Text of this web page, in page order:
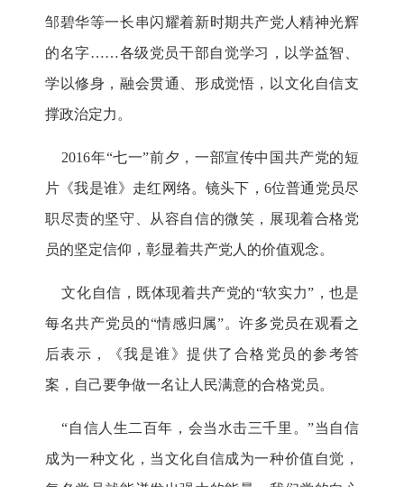
邹碧华等一长串闪耀着新时期共产党人精神光辉
的名字……各级党员干部自觉学习，以学益智、
学以修身，融会贯通、形成觉悟，以文化自信支
撑政治定力。
2016年“七一”前夕，一部宣传中国共产党的短
片《我是谁》走红网络。镜头下，6位普通党员尽
职尽责的坚守、从容自信的微笑，展现着合格党
员的坚定信仰，彰显着共产党人的价值观念。
文化自信，既体现着共产党的“软实力”，也是
每名共产党员的“情感归属”。许多党员在观看之
后表示，《我是谁》提供了合格党员的参考答
案，自己要争做一名让人民满意的合格党员。
“自信人生二百年，会当水击三千里。”当自信
成为一种文化，当文化自信成为一种价值自觉，